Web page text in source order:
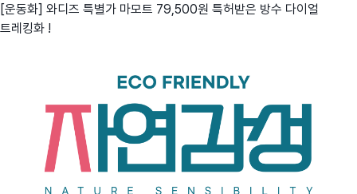
[운동화] 와디즈 특별가 마모트 79,500원 특허받은 방수 다이얼
트레킹화 !